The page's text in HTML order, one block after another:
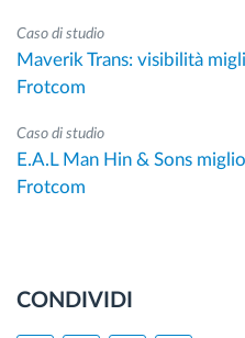
Caso di studio
Maverik Trans: visibilità
Frotcom
Caso di studio
E.A.L Man Hin & Sons
Frotcom
CONDIVIDI